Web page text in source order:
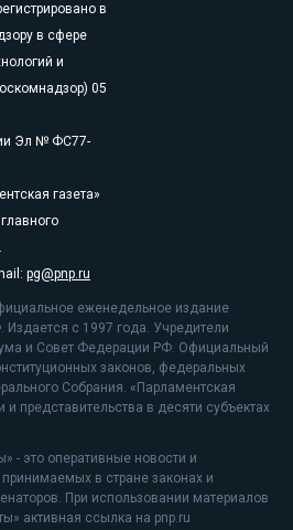
в
в сфере
и
05
Эл № ФС77-
газета»
pg@pnp.ru
еженедельное издание
с 1997 года. Учредители
и Совет Федерации РФ. Официальный
законов, федеральных
Собрания. «Парламентская
и представительства в десяти субъектах
- это оперативные новости и
в стране законах и
При использовании материалов
активная ссылка на pnp.ru